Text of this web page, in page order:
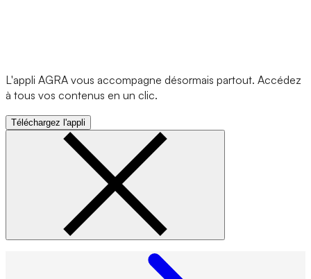
L'appli AGRA vous accompagne désormais partout. Accédez
à tous vos contenus en un clic.
Téléchargez l'appli